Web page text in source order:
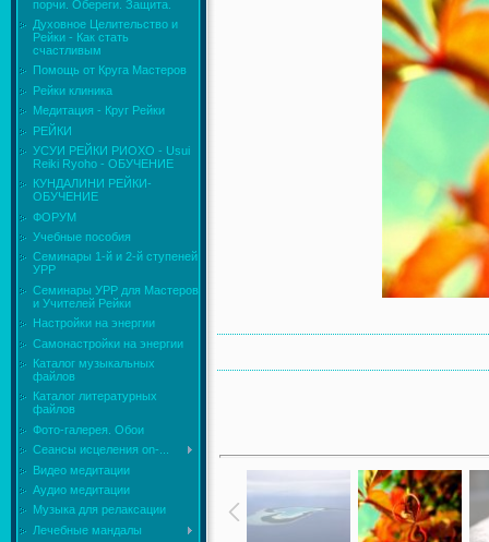
порчи. Обереги. Защита.
Духовное Целительство и
Рейки - Как стать
счастливым
Помощь от Круга Мастеров
Рейки клиника
Медитация - Круг Рейки
РЕЙКИ
УСУИ РЕЙКИ РИОХО - Usui
Reiki Ryoho - ОБУЧЕНИЕ
КУНДАЛИНИ РЕЙКИ-
ОБУЧЕНИЕ
ФОРУМ
Учебные пособия
Семинары 1-й и 2-й ступеней
УРР
Семинары УРР для Мастеров
и Учителей Рейки
Настройки на энергии
Самонастройки на энергии
Каталог музыкальных
файлов
Каталог литературных
файлов
Фото-галерея. Обои
Сеансы исцеления on-...
Видео медитации
Аудио медитации
Музыка для релаксации
Лечебные мандалы